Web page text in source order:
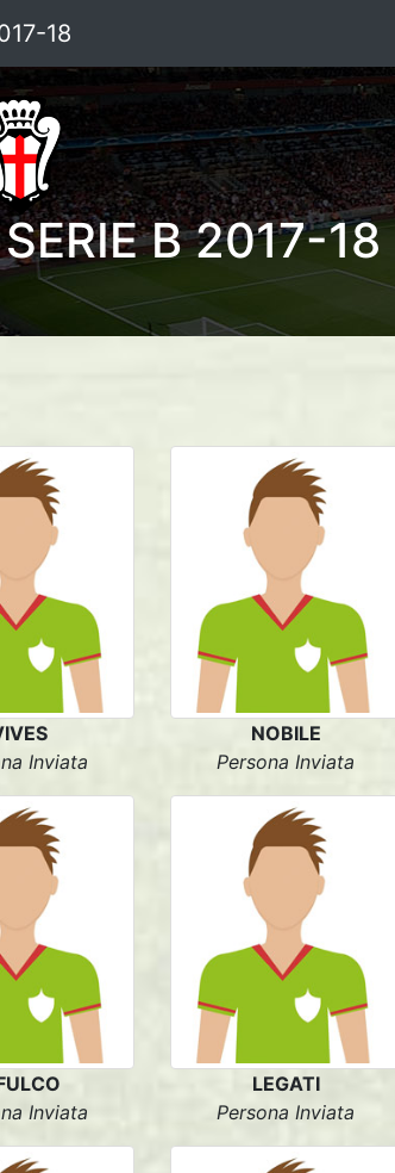
18
B 2017-18
Inviata
NOBILE
Persona Inviata
Inviata
LEGATI
Persona Inviata